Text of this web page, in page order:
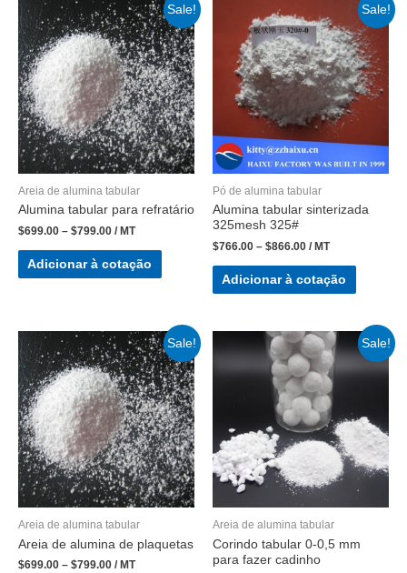
Sale!
Areia de alumina tabular
Alumina tabular para refratário
$699.00 – $799.00 / MT
Adicionar à cotação
Sale!
Pó de alumina tabular
Alumina tabular sinterizada
325mesh 325#
$766.00 – $866.00 / MT
Adicionar à cotação
Sale!
Areia de alumina tabular
Areia de alumina de plaquetas
$699.00 – $799.00 / MT
Sale!
Areia de alumina tabular
Corindo tabular 0-0,5 mm
para fazer cadinho